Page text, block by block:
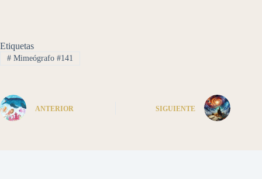
Etiquetas
#Mimeógrafo #141
ANTERIOR SIGUIENTE